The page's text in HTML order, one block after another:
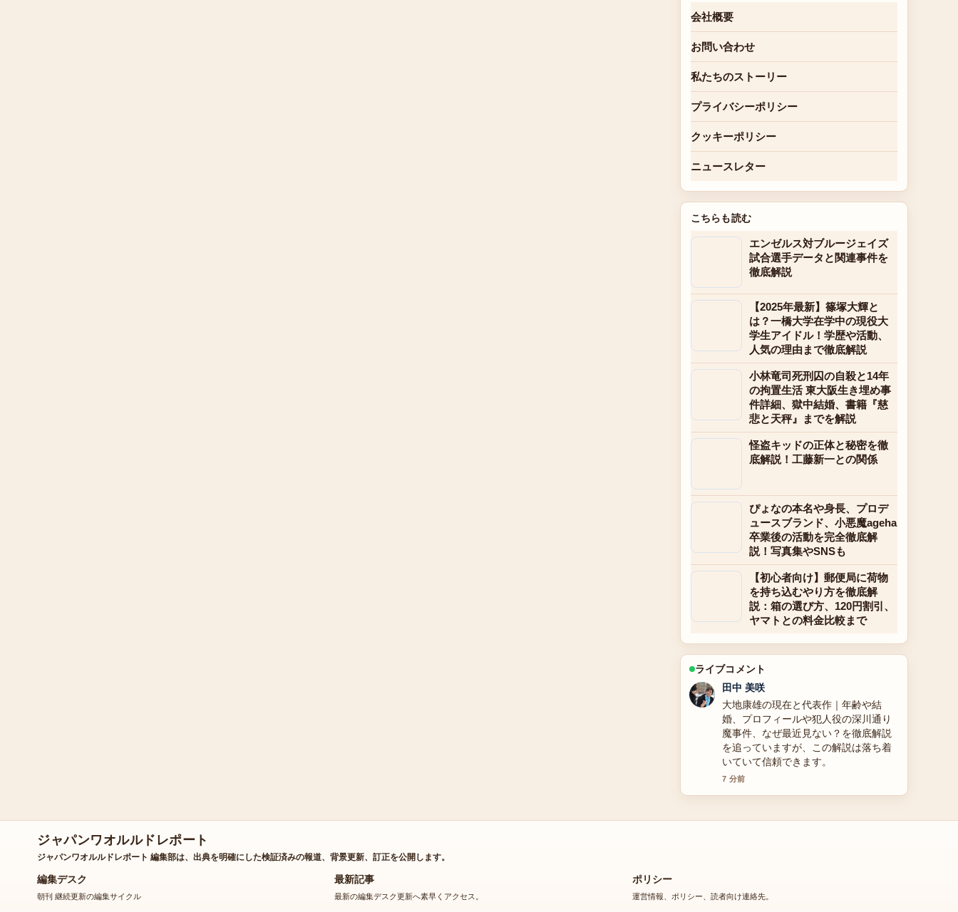
会社概要
お問い合わせ
私たちのストーリー
プライバシーポリシー
クッキーポリシー
ニュースレター
こちらも読む
エンゼルス対ブルージェイズ
試合選手データと関連事件を
徹底解説
【2025年最新】篠塚大輝と
は？一橋大学在学中の現役大
学生アイドル！学歴や活動、
人気の理由まで徹底解説
小林竜司死刑囚の自殺と14年
の拘置生活 東大阪生き埋め事
件詳細、獄中結婚、書籍『慈
悲と天秤』までを解説
怪盗キッドの正体と秘密を徹
底解説！工藤新一との関係
ぴょなの本名や身長、プロデ
ュースブランド、小悪魔ageha
卒業後の活動を完全徹底解
説！写真集やSNSも
【初心者向け】郵便局に荷物
を持ち込むやり方を徹底解
説：箱の選び方、120円割引、
ヤマトとの料金比較まで
ライブコメント
中村 悠斗
皇治の経歴・投資詐欺被害を徹底解説
の背景説明が助かります。ライブ更新
を続けてください。
9 分前
ジャパンワオルルドレポート
ジャパンワオルルドレポート 編集部は、出典を明確にした検証済みの報道、背景更新、訂正を公開します。
編集デスク
朝刊 継続更新の編集サイクル
会社概要
最新記事
最新の編集デスク更新へ素早くアクセス。
大地康雄の現在と代表作｜年齢や結婚、プロフィールや犯人役の深川通り
運営情報、ポリシー、読者向け連絡先。
会社概要